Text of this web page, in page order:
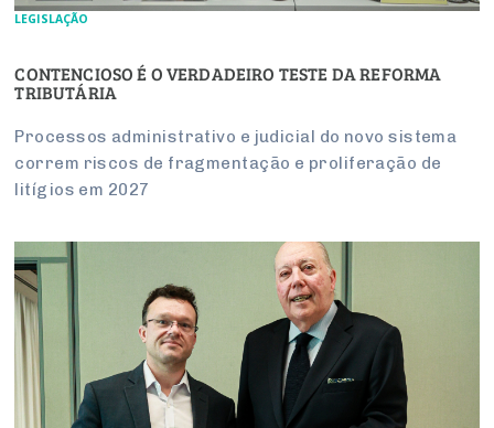
LEGISLAÇÃO
CONTENCIOSO É O VERDADEIRO TESTE DA REFORMA
TRIBUTÁRIA
Processos administrativo e judicial do novo sistema
correm riscos de fragmentação e proliferação de
litígios em 2027